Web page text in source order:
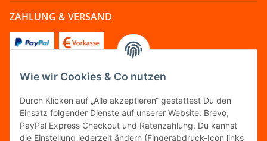
Wie wir Cookies & Co nutzen
Durch Klicken auf „Alle akzeptieren“ gestattest Du den
Einsatz folgender Dienste auf unserer Website: Brevo,
PayPal Express Checkout und Ratenzahlung. Du kannst
die Einstellung jederzeit ändern (Fingerabdruck-Icon links
ZAHLUNG & VERSAND
FOLGT UNS